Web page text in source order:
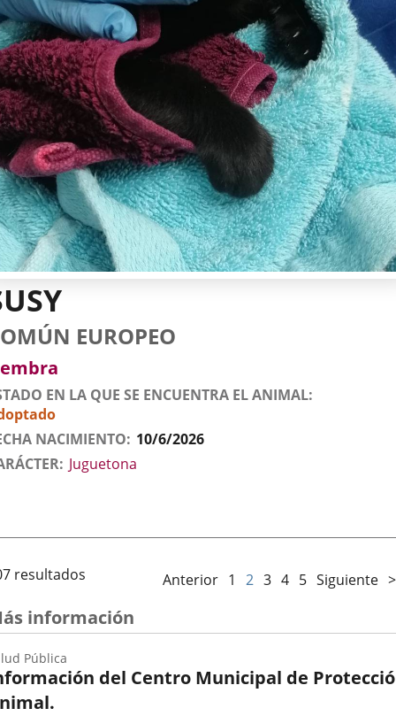
EUROPEO
EN LA QUE SE ENCUENTRA EL ANIMAL
NACIMIENTO 10/6/2026
Juguetona
resultados Anterior 1 2 3 4 5 Siguiente
información
del Centro Municipal de
Pública